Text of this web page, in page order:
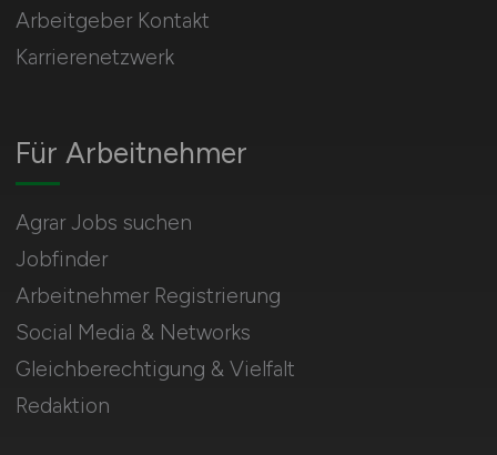
Für Arbeitnehmer
Agrar Jobs suchen
Jobfinder
Arbeitnehmer Registrierung
Social Media & Networks
Gleichberechtigung & Vielfalt
Redaktion
Arbeitgeber Kontakt
Karrierenetzwerk